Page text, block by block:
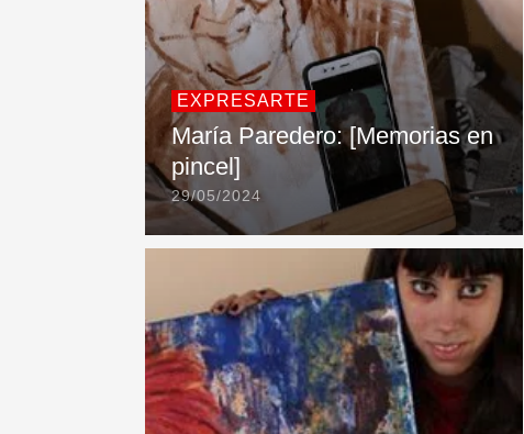
EXPRESARTE
María Paredero: [Memorias en
pincel]
29/05/2024